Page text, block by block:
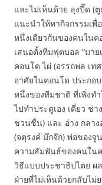
และไม่เห็นด้วย ลุงปี๊ด (
แนะนำให้หากิจกรรมเพื่
หนึ่งเดียวกันของคนใน
เสนอตั้งทีมฟุตบอล “มา
คอนโด ไผ่ (อรรถพล เท
อาศัยในคอนโด ประกอ
หนึ่งของทีมชาติ ที่เพิ่งท
ไปทำประตูเอง เดี่ยว ช่
ชวนชื่น) และ อ่าง กลา
(จตุรงค์ ม๊กจ๊ก) พ่อของ
ความสัมพันธ์ของคนใน
วิธีแบบประชาธิปไตย ผ
ฝ่ายที่ไม่เห็นด้วยกลับไม่